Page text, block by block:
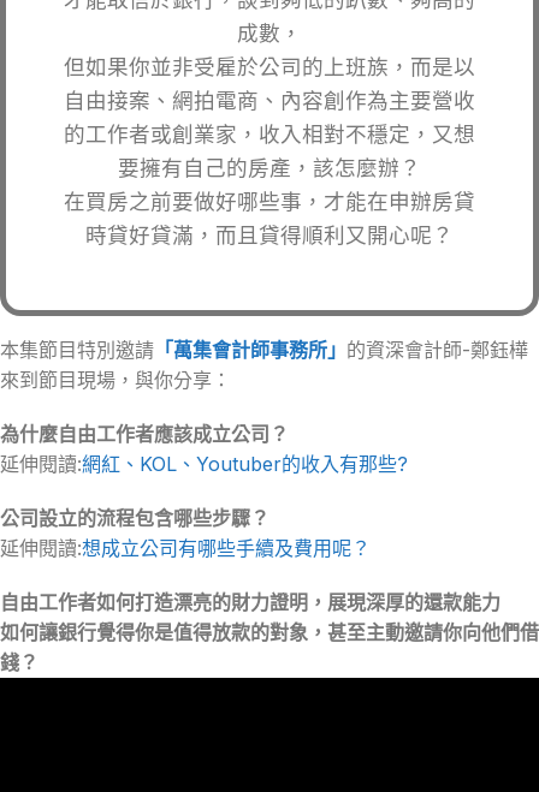
成數，
但如果你並非受雇於公司的上班族，而是以
自由接案、網拍電商、內容創作為主要營收
的工作者或創業家，收入相對不穩定，又想
要擁有自己的房產，該怎麼辦？
在買房之前要做好哪些事，才能在申辦房貸
時貸好貸滿，而且貸得順利又開心呢？
本集節目特別邀請 「萬集會計師事務所」 的資深會計師-鄭鈺樺
來到節目現場，與你分享：
為什麼自由工作者應該成立公司？
延伸閱讀:網紅、KOL、Youtuber的收入有那些?
公司設立的流程包含哪些步驟？
延伸閱讀:想成立公司有哪些手續及費用呢？
自由工作者如何打造漂亮的財力證明，展現深厚的還款能力
如何讓銀行覺得你是值得放款的對象，甚至主動邀請你向他們借
錢？